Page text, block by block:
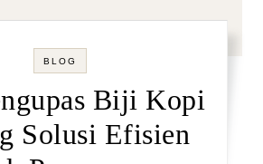
BLOG
Biji Kopi
Solusi Efisien